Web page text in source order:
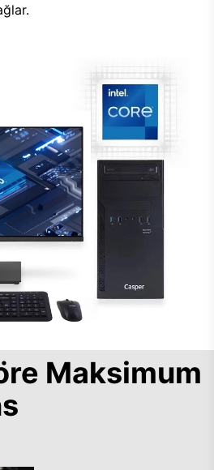
Maksimum